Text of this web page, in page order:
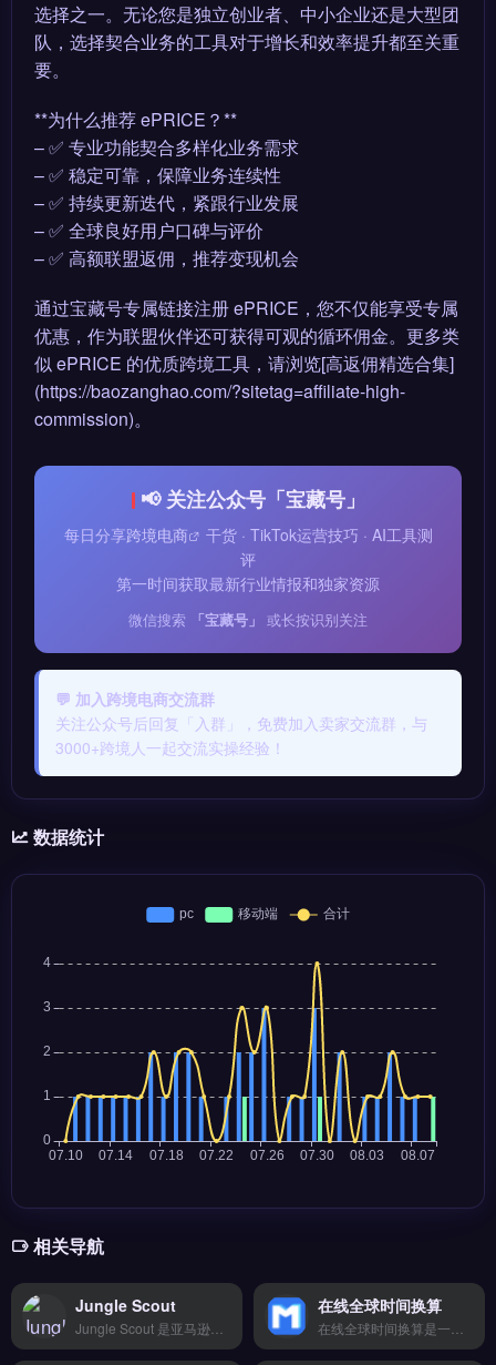
选择之一。无论您是独立创业者、中小企业还是大型团
队，选择契合业务的工具对于增长和效率提升都至关重
要。
**为什么推荐 ePRICE？**
– ✅ 专业功能契合多样化业务需求
– ✅ 稳定可靠，保障业务连续性
– ✅ 持续更新迭代，紧跟行业发展
– ✅ 全球良好用户口碑与评价
– ✅ 高额联盟返佣，推荐变现机会
通过宝藏号专属链接注册 ePRICE，您不仅能享受专属
优惠，作为联盟伙伴还可获得可观的循环佣金。更多类
似 ePRICE 的优质跨境工具，请浏览[高返佣精选合集]
(https://baozanghao.com/?sitetag=affiliate-high-
commission)。
📢 关注公众号「宝藏号」
每日分享跨境电商
干货 · TikTok运营技巧 · AI工具测
评
第一时间获取最新行业情报和独家资源
微信搜索 「宝藏号」 或长按识别关注
💬 加入跨境电商交流群
关注公众号后回复「入群」，免费加入卖家交流群，与
3000+跨境人一起交流实操经验！
数据统计
相关导航
Jungle Scout 在线全球时间换算